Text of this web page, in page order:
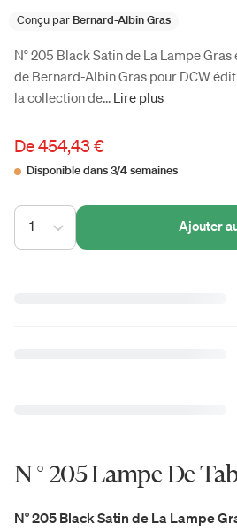
Conçu par Bernard-Albin Gras
N° 205 Black Satin de La Lampe
de Bernard-Albin Gras pour DCW
la collection de... Lire plus
De454,43 €
Disponible dans 3/4 semaines
1 Ajouter
N ° 205 Lampe De
N° 205 Black Satin de La Lampe